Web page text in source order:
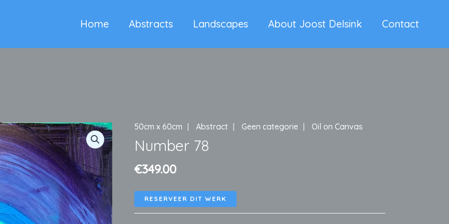
Home Abstracts Landscapes About Joost Delsink Contact
50cm x 60cm Abstract Geen categorie Oil on Canvas
Number 78
€349.00
RESERVEER DIT WERK